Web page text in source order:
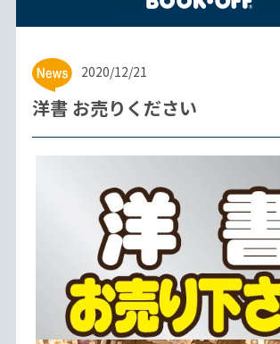
2020/12/21
洋書 お売りください